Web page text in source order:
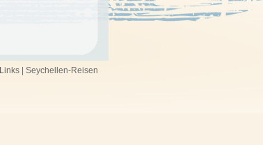
Seychellen-Reisen